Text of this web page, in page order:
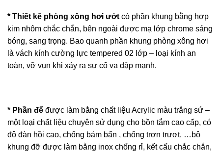
* Thiết kế phòng xông hơi ướt có phần khung bằng hợp
kim nhôm chắc chắn, bên ngoài được mạ lớp chrome sáng
bóng, sang trọng. Bao quanh phần khung phòng xông hơi
là vách kính cường lực tempered 02 lớp – loại kính an
toàn, vỡ vụn khi xảy ra sự cố va đập mạnh.
* Phần đế được làm bằng chất liệu Acrylic màu trắng sứ –
một loại chất liệu chuyên sử dụng cho bồn tắm cao cấp, có
độ đàn hồi cao, chống bám bẩn , chống trơn trượt, …bộ
khung đỡ được làm bằng inox chống rỉ, kết cấu chắc chắn,